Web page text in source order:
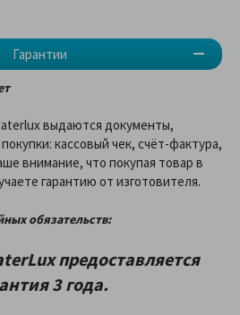
Гарантии
выдаются документы,
кассовый чек, счёт-фактура,
внимание, что покупая товар в
гарантию от изготовителя.
обязательств:
предоставляетcя
3 года.